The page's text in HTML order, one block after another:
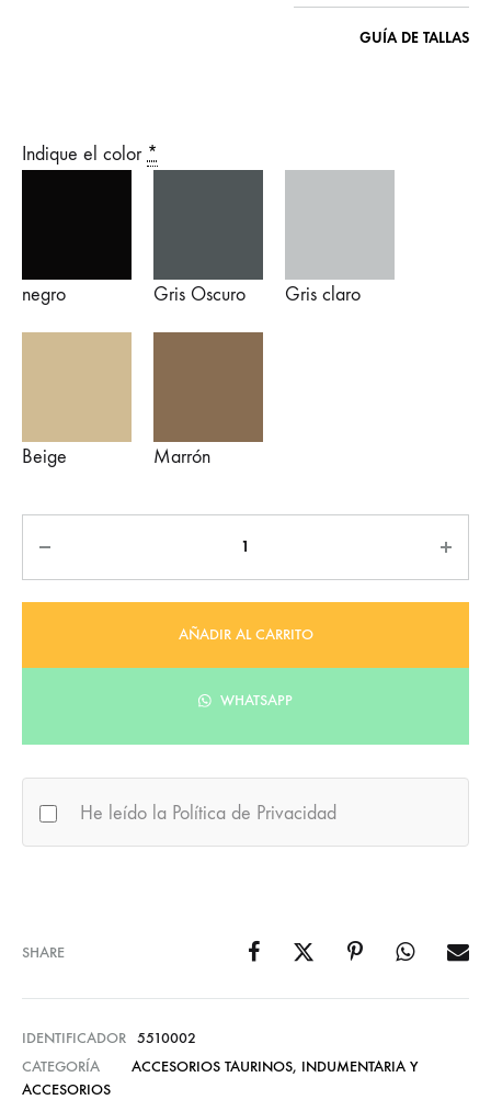
GUÍA DE TALLAS
Indique el color *
negro Gris Oscuro Gris claro
Beige Marrón
AÑADIR AL CARRITO
WHATSAPP
He leído la Política de Privacidad
SHARE
IDENTIFICADOR 5510002
CATEGORÍA
ACCESORIOS TAURINOS, INDUMENTARIA Y
ACCESORIOS